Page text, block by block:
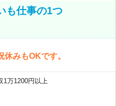
も仕事の1つ
みもOKです。
万1200円以上